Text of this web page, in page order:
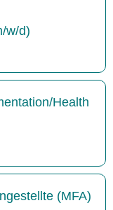
w/d)
Health
(MFA)